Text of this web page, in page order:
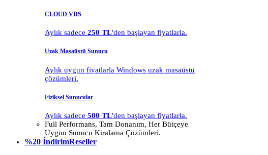
CLOUD VDS
Aylık sadece 250 TL'den başlayan fiyatlarla.
Uzak Masaüstü Sunucu
Aylık uygun fiyatlarla Windows uzak masaüstü
çözümleri.
Fiziksel Sunucular
Aylık sadece 500 TL'den başlayan fiyatlarla.
Full Performans, Tam Donanım, Her Bütçeye
Uygun Sunucu Kiralama Çözümleri.
%20 İndirimReseller